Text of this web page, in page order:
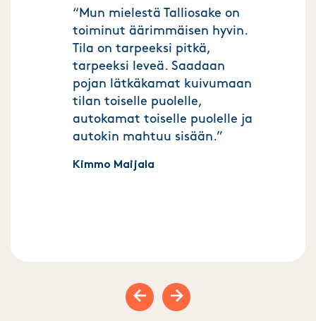
“Mun mielestä Talliosake on
toiminut äärimmäisen hyvin.
Tila on tarpeeksi pitkä,
tarpeeksi leveä. Saadaan
pojan lätkäkamat kuivumaan
tilan toiselle puolelle,
autokamat toiselle puolelle ja
autokin mahtuu sisään.”
Kimmo Maijala
Previous slide
Next slide